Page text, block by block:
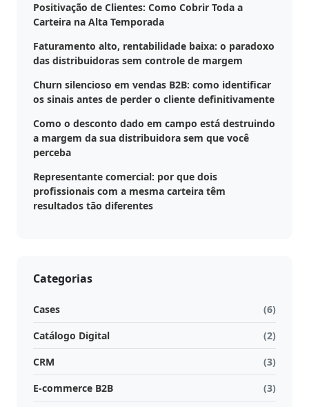
Saldo
/
cota
/
Futuro
Trade
marketing
Gestão
de
Leads
integrado
Sellentt
Positivação de Clientes: Como Cobrir Toda a
Carteira na Alta Temporada
Faturamento alto, rentabilidade baixa: o paradoxo
das distribuidoras sem controle de margem
Churn silencioso em vendas B2B: como identificar
os sinais antes de perder o cliente definitivamente
Como o desconto dado em campo está destruindo
a margem da sua distribuidora sem que você
perceba
Representante comercial: por que dois
profissionais com a mesma carteira têm
resultados tão diferentes
Categorias
Cases
(6)
Catálogo Digital
(2)
CRM
(3)
E-commerce B2B
(3)